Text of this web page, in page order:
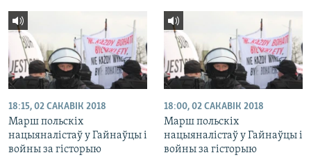
18:15, 02 САКАВІК 2018
Марш польскіх
нацыяналістаў у Гайнаўцы і
войны за гісторыю
18:00, 02 САКАВІК 2018
Марш польскіх
нацыяналістаў у Гайнаўцы і
войны за гісторыю